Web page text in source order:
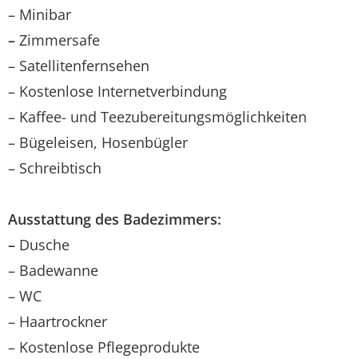
– Minibar
– Zimmersafe
– Satellitenfernsehen
– Kostenlose Internetverbindung
– Kaffee- und Teezubereitungsmöglichkeiten
– Bügeleisen, Hosenbügler
– Schreibtisch
Ausstattung des Badezimmers:
– Dusche
– Badewanne
– WC
– Haartrockner
– Kostenlose Pflegeprodukte